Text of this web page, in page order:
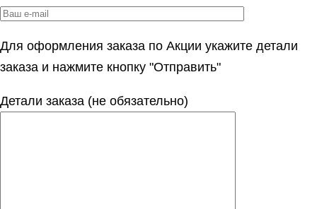
Для оформления заказа по Акции укажите детали
заказа и нажмите кнопку "Отправить"
Детали заказа (не обязательно)